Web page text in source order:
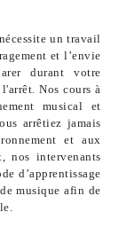
un travail
et l’envie
durant votre
Nos cours à
musical et
arrêtiez jamais
et aux
nos intervenants
d’apprentissage
musique afin de